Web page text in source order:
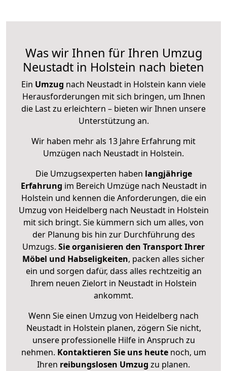
Was wir Ihnen für Ihren Umzug
Neustadt in Holstein nach bieten
Ein Umzug nach Neustadt in Holstein kann viele
Herausforderungen mit sich bringen, um Ihnen
die Last zu erleichtern – bieten wir Ihnen unsere
Unterstützung an.
Wir haben mehr als 13 Jahre Erfahrung mit
Umzügen nach Neustadt in Holstein.
Die Umzugsexperten haben langjährige
Erfahrung im Bereich Umzüge nach Neustadt in
Holstein und kennen die Anforderungen, die ein
Umzug von Heidelberg nach Neustadt in Holstein
mit sich bringt. Sie kümmern sich um alles, von
der Planung bis hin zur Durchführung des
Umzugs. Sie organisieren den Transport Ihrer
Möbel und Habseligkeiten, packen alles sicher
ein und sorgen dafür, dass alles rechtzeitig an
Ihrem neuen Zielort in Neustadt in Holstein
ankommt.
Wenn Sie einen Umzug von Heidelberg nach
Neustadt in Holstein planen, zögern Sie nicht,
unsere professionelle Hilfe in Anspruch zu
nehmen. Kontaktieren Sie uns heutenoch, um
Ihren reibungslosen Umzug zu planen.